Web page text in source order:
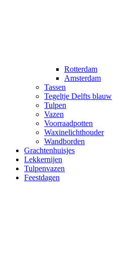
Rotterdam
Amsterdam
Tassen
Tegeltje Delfts blauw
Tulpen
Vazen
Voorraadpotten
Waxinelichthouder
Wandborden
Grachtenhuisjes
Lekkernijen
Tulpenvazen
Feestdagen